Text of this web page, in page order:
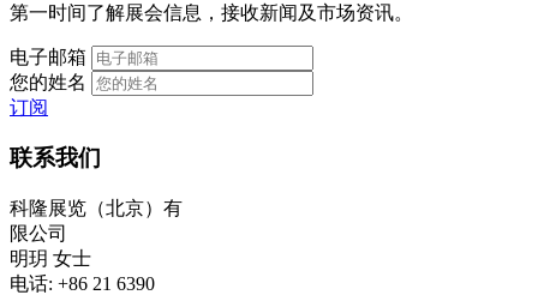
第一时间了解展会信息，接收新闻及市场资讯。
电子邮箱
您的姓名
订阅
联系我们
科隆展览（北京）有
限公司
明玥 女士
电话: +86 21 6390